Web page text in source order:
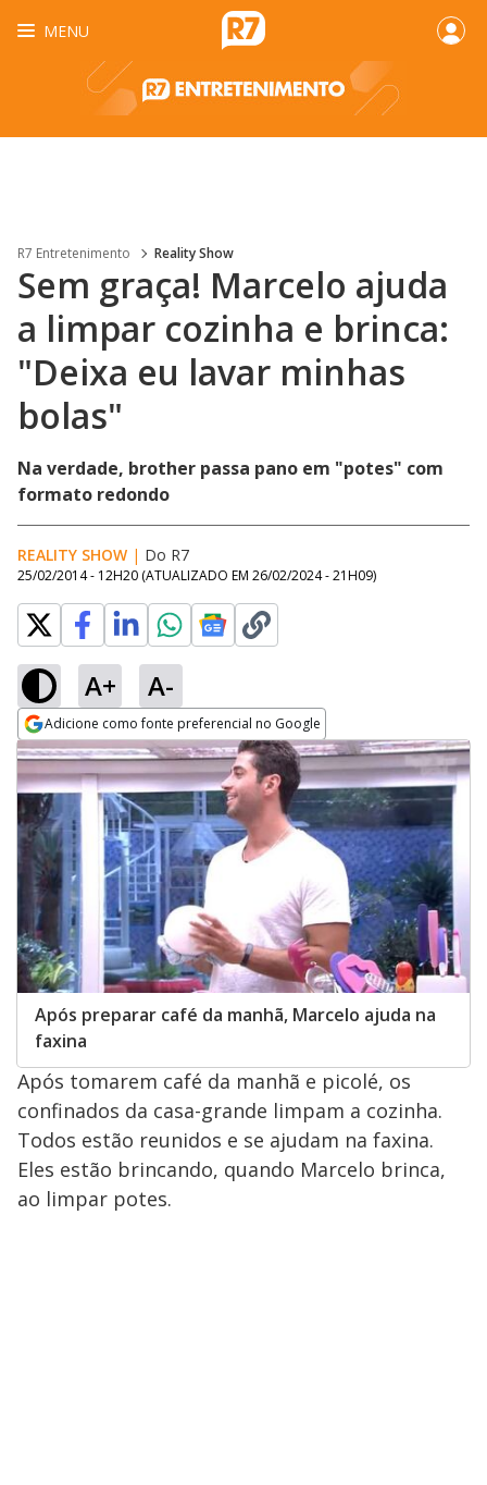
MENU
R7 Entretenimento Reality Show
Sem graça! Marcelo ajuda
a limpar cozinha e brinca:
"Deixa eu lavar minhas
bolas"
Na verdade, brother passa pano em "potes" com
formato redondo
REALITY SHOW | Do R7
25/02/2014 - 12H20 (ATUALIZADO EM 26/02/2024 - 21H09)
A+ A-
Adicione como fonte preferencial no Google
Opens in new window
Após preparar café da manhã, Marcelo ajuda na
faxina
Após tomarem café da manhã e picolé, os
confinados da casa-grande limpam a cozinha.
Todos estão reunidos e se ajudam na faxina.
Eles estão brincando, quando Marcelo brinca,
ao limpar potes.